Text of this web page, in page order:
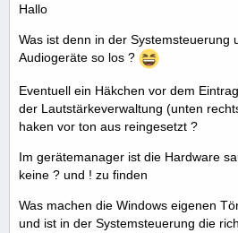
Hallo
Was ist denn in der Systemsteuerung
Audiogeräte so los ?
Eventuell ein Häkchen vor dem
der Lautstärkeverwaltung (unten
haken vor ton aus reingesetzt ?
Im gerätemanager ist die Hardware
keine ? und ! zu finden
Was machen die Windows eigenen
und ist in der Systemsteuerung die